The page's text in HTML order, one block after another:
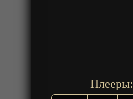
Плееры: